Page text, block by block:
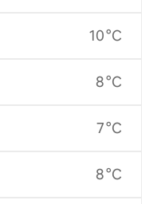
10 °C
8 °C
7 °C
8 °C